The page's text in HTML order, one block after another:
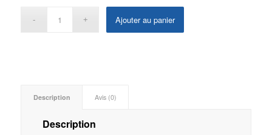
Ajouter au panier
Description Avis (0)
Description